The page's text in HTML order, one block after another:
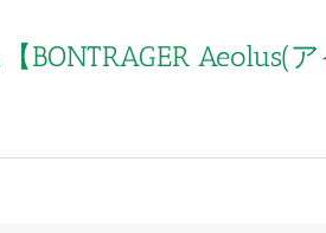
BONTRAGER Aeolus(